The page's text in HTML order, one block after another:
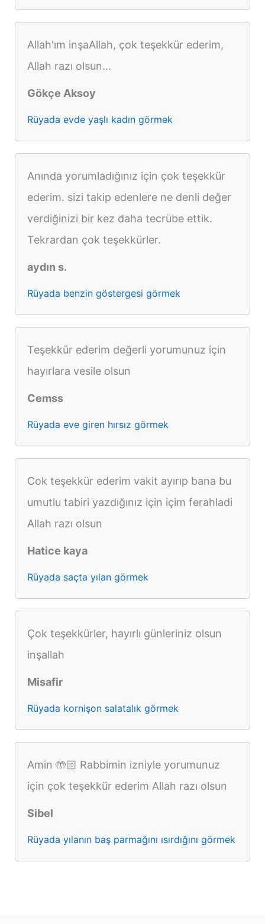
Allah'ım inşaAllah, çok teşekkür ederim,
Allah razı olsun...
Gökçe Aksoy
Rüyada evde yaşlı kadın görmek
Anında yorumladığınız için çok teşekkür
ederim. sizi takip edenlere ne denli değer
verdiğinizi bir kez daha tecrübe ettik.
Tekrardan çok teşekkürler.
aydın s.
Rüyada benzin göstergesi görmek
Teşekkür ederim değerli yorumunuz için
hayırlara vesile olsun
Cemss
Rüyada eve giren hırsız görmek
Cok teşekkür ederim vakit ayırıp bana bu
umutlu tabiri yazdığınız için içim ferahladi
Allah razı olsun
Hatice kaya
Rüyada saçta yılan görmek
Çok teşekkürler, hayırlı günleriniz olsun
inşallah
Misafir
Rüyada kornişon salatalık görmek
Amin 🤲🏻 Rabbimin izniyle yorumunuz
için çok teşekkür ederim Allah razı olsun
Sibel
Rüyada yılanın baş parmağını ısırdığını görmek